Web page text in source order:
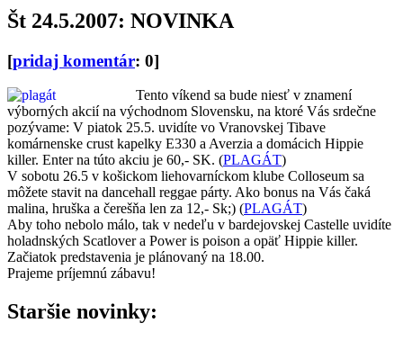
Št 24.5.2007: NOVINKA
[pridaj komentár: 0]
Tento víkend sa bude niesť v znamení
výborných akcií na východnom Slovensku, na ktoré Vás srdečne
pozývame: V piatok 25.5. uvidíte vo Vranovskej Tibave
komárnenske crust kapelky E330 a Averzia a domácich Hippie
killer. Enter na túto akciu je 60,- SK. (PLAGÁT)
V sobotu 26.5 v košickom liehovarníckom klube Colloseum sa
môžete stavit na dancehall reggae párty. Ako bonus na Vás čaká
malina, hruška a čerešňa len za 12,- Sk;) (PLAGÁT)
Aby toho nebolo málo, tak v nedeľu v bardejovskej Castelle uvidíte
holadnských Scatlover a Power is poison a opäť Hippie killer.
Začiatok predstavenia je plánovaný na 18.00.
Prajeme príjemnú zábavu!
Staršie novinky: